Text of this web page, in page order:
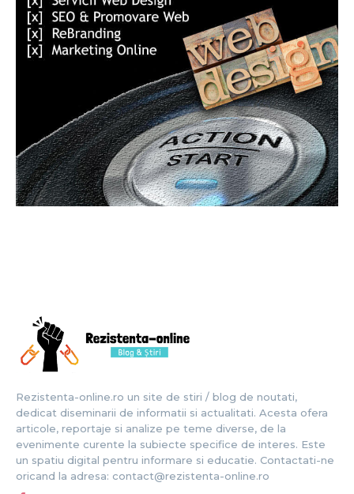
Rezistenta-online.ro un site de stiri / blog de noutati,
dedicat diseminarii de informatii si actualitati. Acesta ofera
articole, reportaje si analize pe teme diverse, de la
evenimente curente la subiecte specifice de interes. Este
un spatiu digital pentru informare si educatie. Contactati-ne
oricand la adresa: contact@rezistenta-online.ro